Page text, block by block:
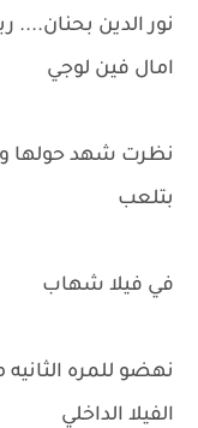
نور الدين بحنان....
امال فين لوجي
نظرت شهد حولها
بتلعب
في فيلا شهاب
نهضو للمره
الفيلا الداخلي